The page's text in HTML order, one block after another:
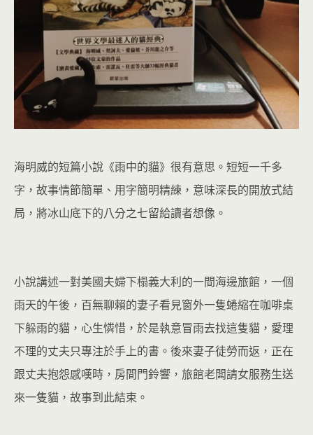
海明威的短篇小說《雨中的貓》很有意思。短短一千多
字，故事情節簡單、用字簡明精練，意味深長的開放式結
局，將冰山底下的八分之七留給讀者想像。
小說講述一對美國夫婦下榻義大利的一間海邊旅館，一個
雨天的午後，百無聊賴的妻子看見窗外一隻蜷縮在咖啡桌
下躲雨的貓，心生憐惜，於是執意冒雨去找這隻貓，愛理
不理的丈夫只專注於手上的書。後來妻子徒勞而返，正在
跟丈夫抱怨感嘆時，房間門鈴響，旅館老闆請女服務生送
來一隻貓，故事到此結束。